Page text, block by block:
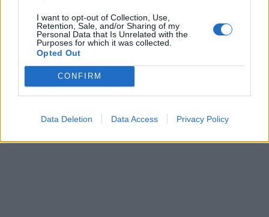
I want to opt-out of Collection, Use,
Retention, Sale, and/or Sharing of my
Personal Data that Is Unrelated with the
Purposes for which it was collected.
Opted Out
CONFIRM
Data Deletion Data Access Privacy Policy
En smarrig smörstekt karljohansvamp på surdegsbröd med
parmesan, karamelliserad lök och pocherat ägg. Receptet
kan även göras med annan svamp, som kantareller.